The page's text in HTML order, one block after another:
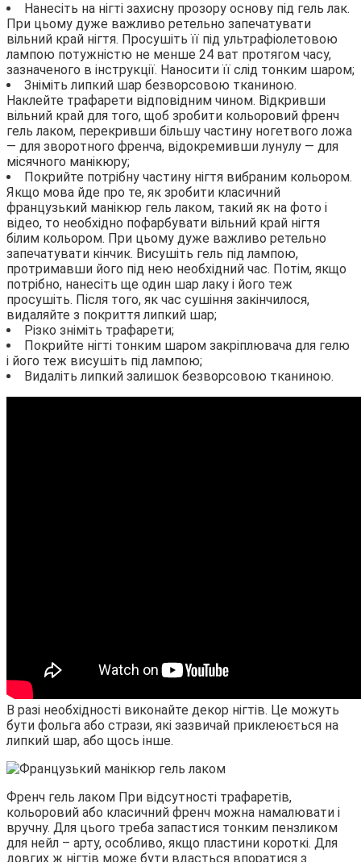
Нанесіть на нігті захисну прозору основу під гель лак.
При цьому дуже важливо ретельно запечатувати
вільний край нігтя. Просушіть її під ультрафіолетовою
лампою потужністю не менше 24 ват протягом часу,
зазначеного в інструкції. Наносити її слід тонким шаром;
Зніміть липкий шар безворсовою тканиною.
Наклейте трафарети відповідним чином. Відкривши
вільний край для того, щоб зробити кольоровий френч
гель лаком, перекривши більшу частину ногетвого ложа
— для зворотного френча, відокремивши лунулу — для
місячного манікюру;
Покрийте потрібну частину нігтя вибраним кольором.
Якщо мова йде про те, як зробити класичний
французький манікюр гель лаком, такий як на фото і
відео, то необхідно пофарбувати вільний край нігтя
білим кольором. При цьому дуже важливо ретельно
запечатувати кінчик. Висушіть гель під лампою,
протримавши його під нею необхідний час. Потім, якщо
потрібно, нанесіть ще один шар лаку і його теж
просушіть. Після того, як час сушіння закінчилося,
видаляйте з покриття липкий шар;
Різко зніміть трафарети;
Покрийте нігті тонким шаром закріплювача для гелю
і його теж висушіть під лампою;
Видаліть липкий залишок безворсовою тканиною.
В разі необхідності виконайте декор нігтів. Це можуть
бути фольга або стрази, які зазвичай приклеюється на
липкий шар, або щось інше.
Френч гель лаком При відсутності трафаретів,
кольоровий або класичний френч можна намалювати і
вручну. Для цього треба запастися тонким пензликом
для нейл – арту, особливо, якщо пластини короткі. Для
довгих ж нігтів може бути вдасться впоратися з